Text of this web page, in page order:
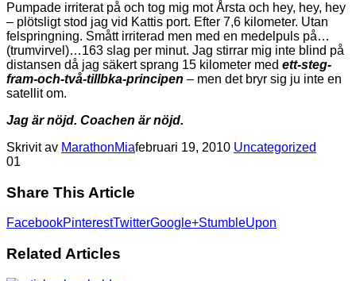
Pumpade irriterat på och tog mig mot Årsta och hey, hey, hey
– plötsligt stod jag vid Kattis port. Efter 7,6 kilometer. Utan
felspringning. Smått irriterad men med en medelpuls på…
(trumvirvel)…163 slag per minut. Jag stirrar mig inte blind på
distansen då jag säkert sprang 15 kilometer med ett-steg-
fram-och-två-tillbka-principen – men det bryr sig ju inte en
satellit om.
Jag är nöjd. Coachen är nöjd.
Skrivit av MarathonMiafebruari 19, 2010 Uncategorized
01
Share This Article
FacebookPinterestTwitterGoogle+StumbleUpon
Related Articles